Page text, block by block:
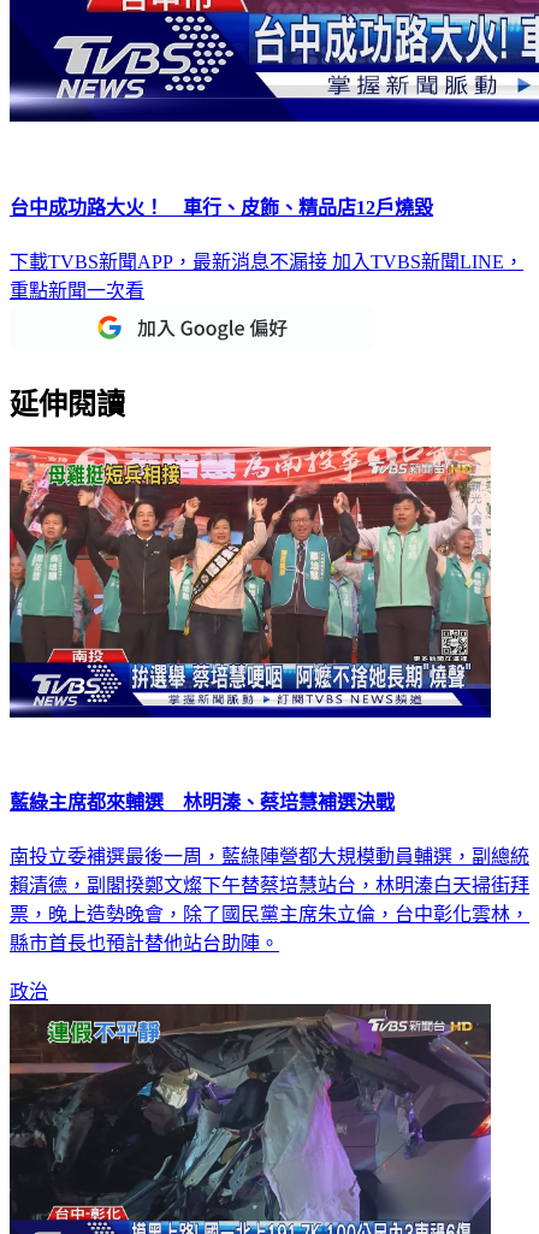
台中成功路大火！ 車行、皮飾、精品店12戶燒毀
下載TVBS新聞APP，最新消息不漏接 加入TVBS新聞LINE，
重點新聞一次看
延伸閱讀
藍綠主席都來輔選 林明溱、蔡培慧補選決戰
南投立委補選最後一周，藍綠陣營都大規模動員輔選，副總統
賴清德，副閣揆鄭文燦下午替蔡培慧站台，林明溱白天掃街拜
票，晚上造勢晚會，除了國民黨主席朱立倫，台中彰化雲林，
縣市首長也預計替他站台助陣。
政治